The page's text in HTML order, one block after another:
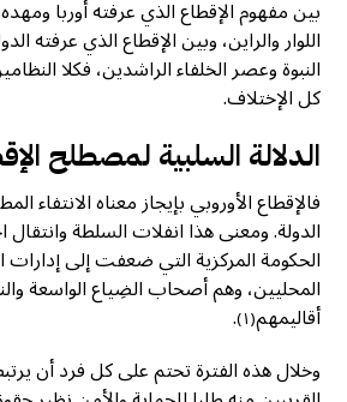
بين مفهوم الإقطاع الذي عرفته أوربا
اللوار والراين، وبين الإقطاع الذي عرفته
النبوة وعصر الخلفاء الراشدين، فكلا
كل الإختلاف.
الدلالة السلبية لمصطلح
فالإقطاع الأوروبي بإيجاز معناه الانتفاء
الدولة. ومعنى هذا انفلات السلطة
الحكومة المركزية التي ضعفت إلى إدارات
المحليين، وهم أصحاب الضِياع الواسعة
أقاليمهم(١) .
وخلال هذه الفترة تحتم على كل فرد أن